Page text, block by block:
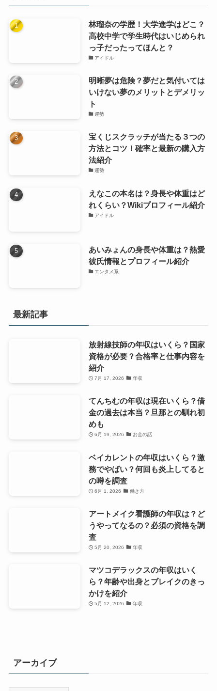
ー
林瑠奈の学歴！大学進学はどこ？
高校中学で学生時代はいじめられ
っ子だったってほんと？
アイドル
明晰夢は危険？夢だと気付いては
いけない夢のメリットとデメリッ
ト
運勢
宝くじスクラッチが当たる３つの
方法とコツ！確率と最新の購入方
法紹介
運勢
えなこの本名は？身長や体重はど
れくらい？Wikiプロフィール紹介
アイドル
あいみょんの身長や体重は？熱愛
彼氏情報とプロフィール紹介
エンタメ系
最新記事
放射線技師の年収はいくら？国家
資格が必要？合格率と仕事内容を
紹介
7月 17, 2026 年収
てんちむの年収は現在いくら？借
金の過去は本当？旦那との馴れ初
めも
6月 19, 2026 お金の話
ベイカレントの年収はいくら？激
務でやばい？何回も炎上してると
の噂を調査
6月 1, 2026 働き方
アートメイク看護師の年収は？ど
うやってなるの？必須の資格を調
査
5月 20, 2026 年収
マツコデラックスの年収はいく
ら？年齢や出身とブレイクのきっ
かけを紹介
5月 12, 2026 年収
アーカイブ